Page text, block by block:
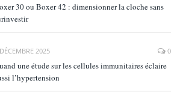
30 ou Boxer 42 : dimensionner la cloche sans
2025 0
une étude sur les cellules immunitaires éclaire
l’hypertension